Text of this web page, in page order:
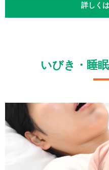
詳しく
いびき・睡